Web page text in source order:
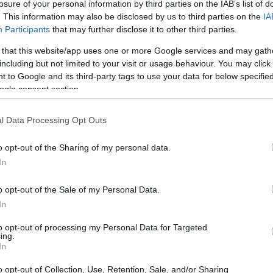
of your personal information by third parties on the IAB’s list of
This information may also be disclosed by us to third parties on the
Participants that may further disclose it to other third parties.
that this website/app uses one or more Google services and may
but not limited to your visit or usage behaviour. You may
to Google and its third-party tags to use your data for below
consent section.
Data Processing Opt Outs
opt-out of the Sharing of my personal data.
opt-out of the Sale of my Personal Data.
opt-out of processing my Personal Data for Targeted
opt-out of Collection, Use, Retention, Sale, and/or Sharing
στη διάθεση του Epstein αλλά και των φίλων
της Τρίτης, προσήλθε στη δικαστική αίθουσα, και
να λέει: «Βρίσκω ότι η εγκληματική δραστηριότητά
να τονίσουμε ότι αν και ο Epstein ήταν στο
Maxwell δεν τιμωρείται στη θέση του. Τιμωρείται για
η ίδια».